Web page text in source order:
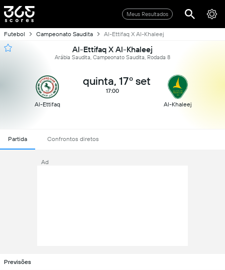
Meus Resultados
Futebol Campeonato Saudita Al-Ettifaq X Al-Khaleej
Al-Ettifaq X Al-Khaleej
Arábia Saudita, Campeonato Saudita, Rodada 8
Al-Ettifaq
quinta, 17º set
17:00
Al-Khaleej
Partida Confrontos diretos
Ad
Previsões